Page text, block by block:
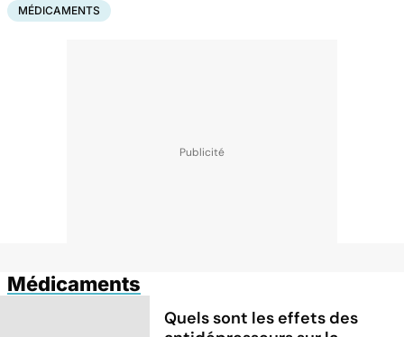
MÉDICAMENTS
Médicaments
Quels sont les effets des